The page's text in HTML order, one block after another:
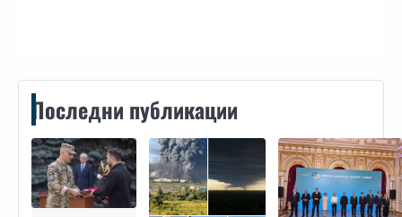
Последни публикации